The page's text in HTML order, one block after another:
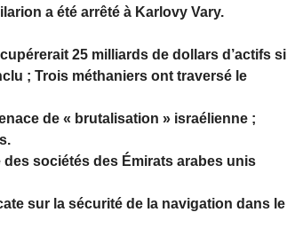
a été arrêté à Karlovy Vary.
25 milliards de dollars d’actifs si
; Trois méthaniers ont traversé le
de « brutalisation » israélienne ;
des sociétés des Émirats arabes unis
sur la sécurité de la navigation dans le